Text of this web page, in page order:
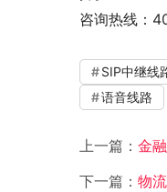
咨询热线：
SIP中继线
语音线路
上一篇： 金
下一篇： 物